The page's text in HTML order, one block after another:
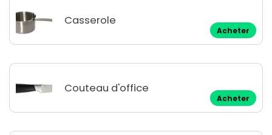
Casserole
Acheter
Couteau d'office
Acheter